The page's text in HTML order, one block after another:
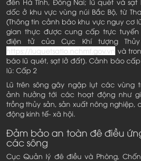
dốc ở khu vực vùng núi Bắc Bộ, từ
(Thông tin cảnh báo khu vực nguy cơ
gian thực được cung cấp trực tuyến
điện tử của Cục Khí tượng
https://luquetsatlo.nchmf.gov.vn và
báo lũ quét, sạt lở đất). Cảnh báo
lũ: Cấp 2
Lũ trên sông gây ngập lụt các vùng
ảnh hưởng tới các hoạt động như
trồng thủy sản, sản xuất nông nghiệp,
động kinh tế- xã hội.
Đảm bảo an toàn đê điều
các sông
Cục Quản lý đê điều và Phòng,